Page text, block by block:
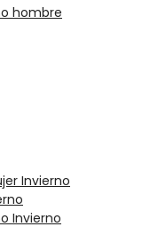
hombre
Invierno
Invierno